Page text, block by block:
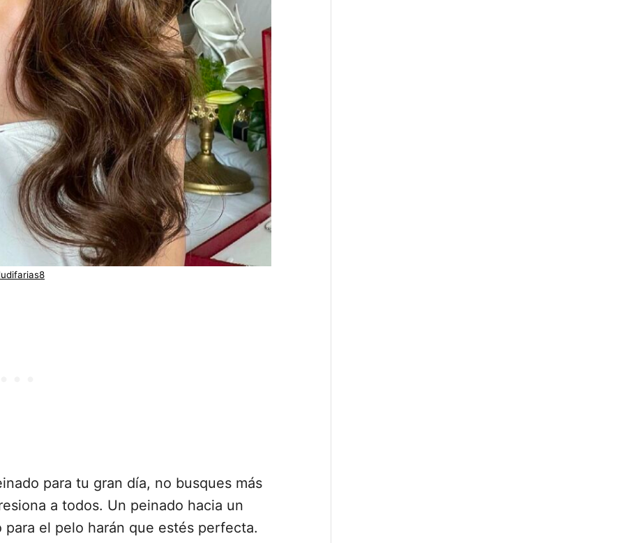
para tu gran día, no busques más
a todos. Un peinado hacia un
el pelo harán que estés perfecta.